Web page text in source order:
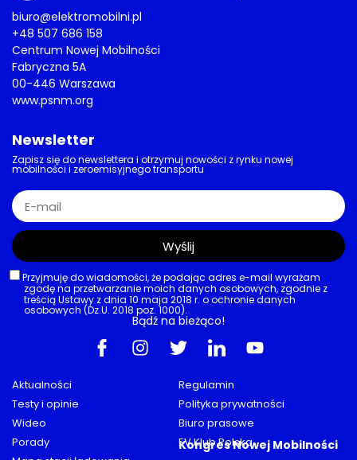
biuro@elektromobilni.pl
+48 507 686 158
Centrum Nowej Mobilności
Fabryczna 5A
00-446 Warszawa
www.psnm.org
Aktualności
Testy i opinie
Wideo
Porady
Regulamin
Polityka prywatności
Biuro prasowe
EV Klub Polska
Kongres Nowej Mobilności
Newsletter
Zapisz się do newslettera i otrzymuj nowości z rynku nowej
mobilności i zeroemisyjnego transportu
Przyjmuję do wiadomości, że podając adres e-mail wyrażam
zgodę na przetwarzanie moich danych osobowych, zgodnie z
treścią Ustawy z dnia 10 maja 2018 r. o ochronie danych
osobowych (Dz.U. 2018 poz. 1000).
Wyślij
Bądź na bieżąco!